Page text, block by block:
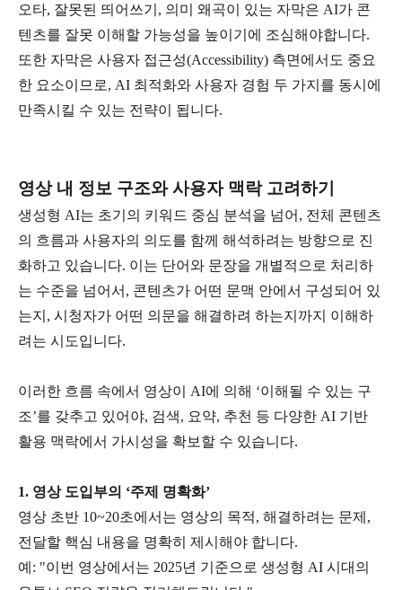
오타, 잘못된 띄어쓰기 , 의미 왜곡이 있는 자막은 AI가 콘
텐츠를 잘못 이해할 가능성을 높이기에 조심해야합니다.
또한 자막은 사용자 접근성(Accessibility) 측면에서도 중요
한 요소이므로, AI 최적화와 사용자 경험 두 가지를 동시에
만족시킬 수 있는 전략이 됩니다.
영상 내 정보 구조와 사용자 맥락 고려하기
생성형 AI는 초기의 키워드 중심 분석을 넘어 , 전체 콘텐츠
의 흐름과 사용자의 의도를 함께 해석하려는 방향으로 진
화하고 있습니다. 이는 단어와 문장을 개별적으로 처리하
는 수준을 넘어서 , 콘텐츠가 어떤 문맥 안에서 구성되어 있
는지 , 시청자가 어떤 의문을 해결하려 하는지까지 이해하
려는 시도입니다.
이러한 흐름 속에서 영상이 AI에 의해 ‘이해될 수 있는 구
조’를 갖추고 있어야, 검색, 요약, 추천 등 다양한 AI 기반
활용 맥락에서 가시성을 확보할 수 있습니다.
1. 영상 도입부의 ‘주제 명확화’
영상 초반 10~20초에서는 영상의 목적, 해결하려는 문제 ,
전달할 핵심 내용을 명확히 제시해야 합니다.
예 : "이번 영상에서는 2025년 기준으로 생성형 AI 시대의